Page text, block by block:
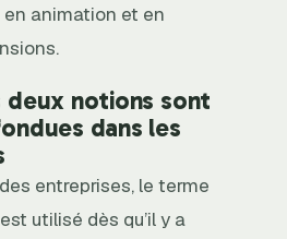
en animation et en
deux notions sont
dans les
entreprises, le terme
utilisé dès qu’il y a